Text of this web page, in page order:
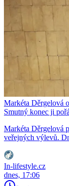
Markéta Děrgelová
Smutný konec ji
Markéta Děrgelová
veřejných výlevů.
In-lifestyle.cz
dnes, 17:06